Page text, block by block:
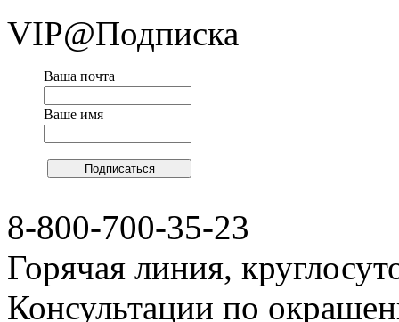
VIP@Подписка
Ваша почта
Ваше имя
8-800-700-35-23
Горячая линия,
Консультации по